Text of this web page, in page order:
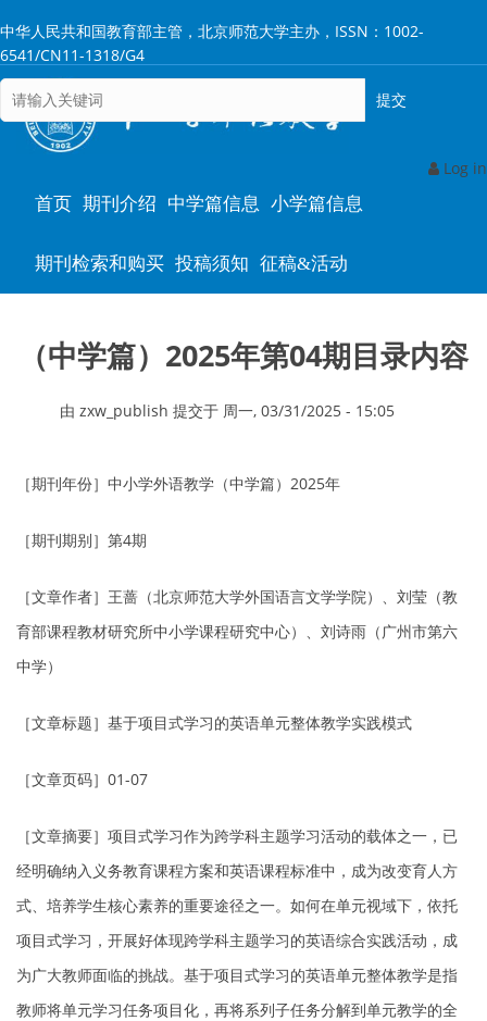
转
到
主
要
中华人民共和国教育部主管，北京师范大学主办，ISSN：1002-
6541/CN11-1318/G4
Log in
Main
navigation
首页 期刊介绍 中学篇信息 小学篇信息
期刊检索和购买 投稿须知 征稿&活动
（中学篇）2025年第04期目录内容
由 zxw_publish 提交于 周一, 03/31/2025 - 15:05
［期刊年份］中小学外语教学（中学篇）2025年
［期刊期别］第4期
［文章作者］王蔷（北京师范大学外国语言文学学院）、刘莹（教
育部课程教材研究所中小学课程研究中心）、刘诗雨（广州市第六
中学）
［文章标题］基于项目式学习的英语单元整体教学实践模式
［文章页码］01-07
［文章摘要］项目式学习作为跨学科主题学习活动的载体之一，已
经明确纳入义务教育课程方案和英语课程标准中，成为改变育人方
式、培养学生核心素养的重要途径之一。如何在单元视域下，依托
项目式学习，开展好体现跨学科主题学习的英语综合实践活动，成
为广大教师面临的挑战。基于项目式学习的英语单元整体教学是指
教师将单元学习任务项目化，再将系列子任务分解到单元教学的全